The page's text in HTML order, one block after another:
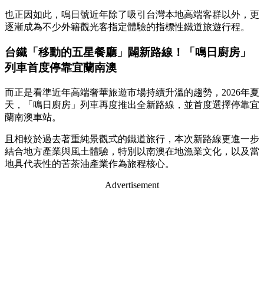
也正因如此，鳴日號近年除了吸引台灣本地高端客群以外，更
逐漸成為不少外籍觀光客指定體驗的指標性鐵道旅遊行程。
台鐵「移動的五星餐廳」闢新路線！「鳴日廚房」
列車首度停靠宜蘭南澳
而正是看準近年高端奢華旅遊市場持續升溫的趨勢，2026年夏
天，「鳴日廚房」列車再度推出全新路線，並首度選擇停靠宜
蘭南澳車站。
且相較於過去著重純景觀式的鐵道旅行，本次新路線更進一步
結合地方產業與風土體驗，特別以南澳在地漁業文化，以及當
地具代表性的苦茶油產業作為旅程核心。
Advertisement